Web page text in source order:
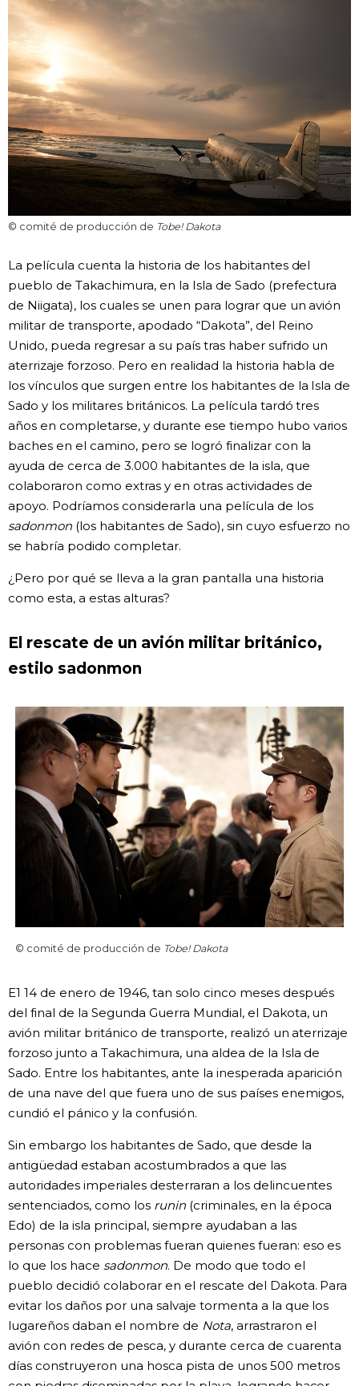
Blog
Tokio
Avisos
© comité de producción de Tobe! Dakota
La película cuenta la historia de los habitantes del
pueblo de Takachimura, en la Isla de Sado (prefectura
de Niigata), los cuales se unen para lograr que un avión
militar de transporte, apodado “Dakota”, del Reino
Unido, pueda regresar a su país tras haber sufrido un
aterrizaje forzoso. Pero en realidad la historia habla de
los vínculos que surgen entre los habitantes de la Isla de
Sado y los militares británicos. La película tardó tres
años en completarse, y durante ese tiempo hubo varios
baches en el camino, pero se logró finalizar con la
ayuda de cerca de 3.000 habitantes de la isla, que
colaboraron como extras y en otras actividades de
apoyo. Podríamos considerarla una película de los
sadonmon(los habitantes de Sado), sin cuyo esfuerzo no
se habría podido completar.
¿Pero por qué se lleva a la gran pantalla una historia
como esta, a estas alturas?
El rescate de un avión militar británico,
estilo sadonmon
© comité de producción de Tobe! Dakota
E1 14 de enero de 1946, tan solo cinco meses después
del final de la Segunda Guerra Mundial, el Dakota, un
avión militar británico de transporte, realizó un aterrizaje
forzoso junto a Takachimura, una aldea de la Isla de
Sado. Entre los habitantes, ante la inesperada aparición
de una nave del que fuera uno de sus países enemigos,
cundió el pánico y la confusión.
Sin embargo los habitantes de Sado, que desde la
antigüedad estaban acostumbrados a que las
autoridades imperiales desterraran a los delincuentes
sentenciados, como los runin(criminales, en la época
Edo) de la isla principal, siempre ayudaban a las
personas con problemas fueran quienes fueran: eso es
lo que los hace sadonmon. De modo que todo el
pueblo decidió colaborar en el rescate del Dakota. Para
evitar los daños por una salvaje tormenta a la que los
lugareños daban el nombre de Nota, arrastraron el
avión con redes de pesca, y durante cerca de cuarenta
días construyeron una hosca pista de unos 500 metros